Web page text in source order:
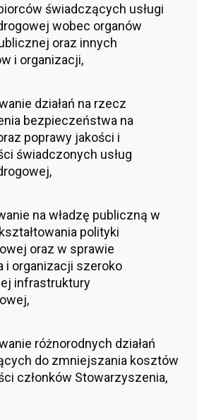
świadczących usługi
wobec organów
oraz innych
i organizacji,
działań na rzecz
bezpieczeństwa na
poprawy jakości i
świadczonych usług
na władzę publiczną w
polityki
oraz w sprawie
i organizacji szeroko
infrastruktury
różnorodnych działań
do zmniejszania kosztów
członków Stowarzyszenia,